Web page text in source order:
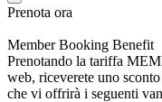
Prenota ora
Member Booking Benefit
Prenotando la tariffa
web, riceverete uno
che vi offrirà i seguenti